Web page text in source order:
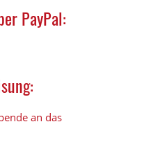
PayPal:
an das